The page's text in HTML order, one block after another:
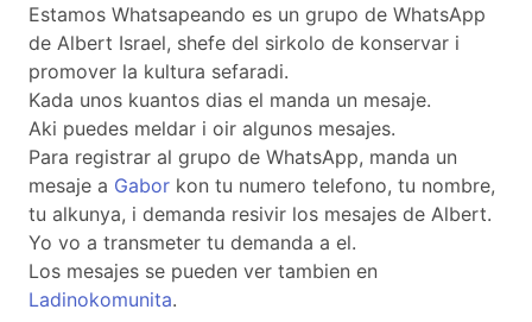
Estamos Whatsapeando es un grupo de WhatsApp
de Albert Israel, shefe del sirkolo de konservar i
promover la kultura sefaradi.
Kada unos kuantos dias el manda un mesaje.
Aki puedes meldar i oir algunos mesajes.
Para registrar al grupo de WhatsApp, manda un
mesaje a Gabor kon tu numero telefono, tu nombre,
tu alkunya, i demanda resivir los mesajes de Albert.
Yo vo a transmeter tu demanda a el.
Los mesajes se pueden ver tambien en
Ladinokomunita.